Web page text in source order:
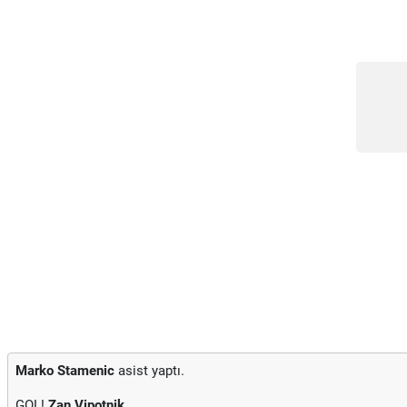
Marko Stamenic asist yaptı.